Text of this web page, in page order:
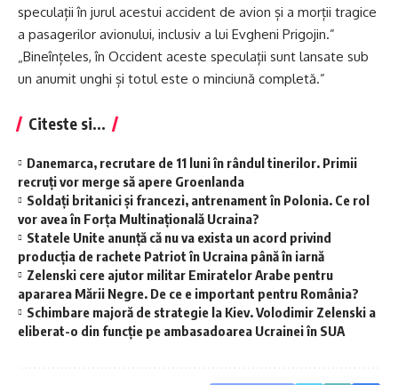
speculații în jurul acestui accident de avion și a morții tragice
a pasagerilor avionului, inclusiv a lui Evgheni Prigojin.”
„Bineînțeles, în Occident aceste speculații sunt lansate sub
un anumit unghi și totul este o minciună completă.”
Citeste si...
Danemarca, recrutare de 11 luni în rândul tinerilor. Primii
recruți vor merge să apere Groenlanda
Soldați britanici și francezi, antrenament în Polonia. Ce rol
vor avea în Forța Multinațională Ucraina?
Statele Unite anunță că nu va exista un acord privind
producția de rachete Patriot în Ucraina până în iarnă
Zelenski cere ajutor militar Emiratelor Arabe pentru
apararea Mării Negre. De ce e important pentru România?
Schimbare majoră de strategie la Kiev. Volodimir Zelenski a
eliberat-o din funcție pe ambasadoarea Ucrainei în SUA